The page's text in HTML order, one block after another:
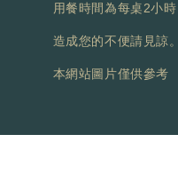
用餐時間為每桌2小時
造成您的不便請見諒。
本網站圖片僅供參考